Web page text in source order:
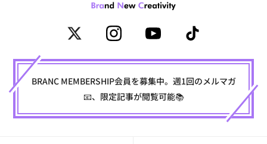
BRANC MEMBERSHIP会員を募集中。週1回のメルマガ
📧、限定記事が閲覧可能📚